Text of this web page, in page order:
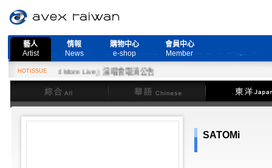
藝人
Artist
情報
News
購物中心
e-shop
會員中心
Member
HOTISSUE
Need More Live』演唱會取消公告
綜合
華語 東洋
SATOMi